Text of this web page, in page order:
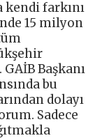
kendi farkını
15 milyon
Başkanı
bu
dolayı
Sadece